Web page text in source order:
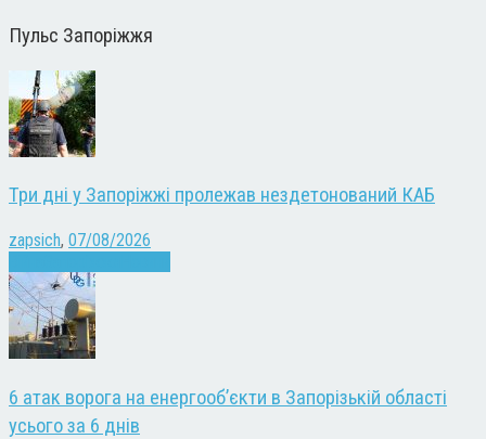
Пульс Запоріжжя
Три дні у Запоріжжі пролежав нездетонований КАБ
zapsich, 07/08/2026
6 атак ворога на енергооб’єкти в Запорізькій області
усього за 6 днів